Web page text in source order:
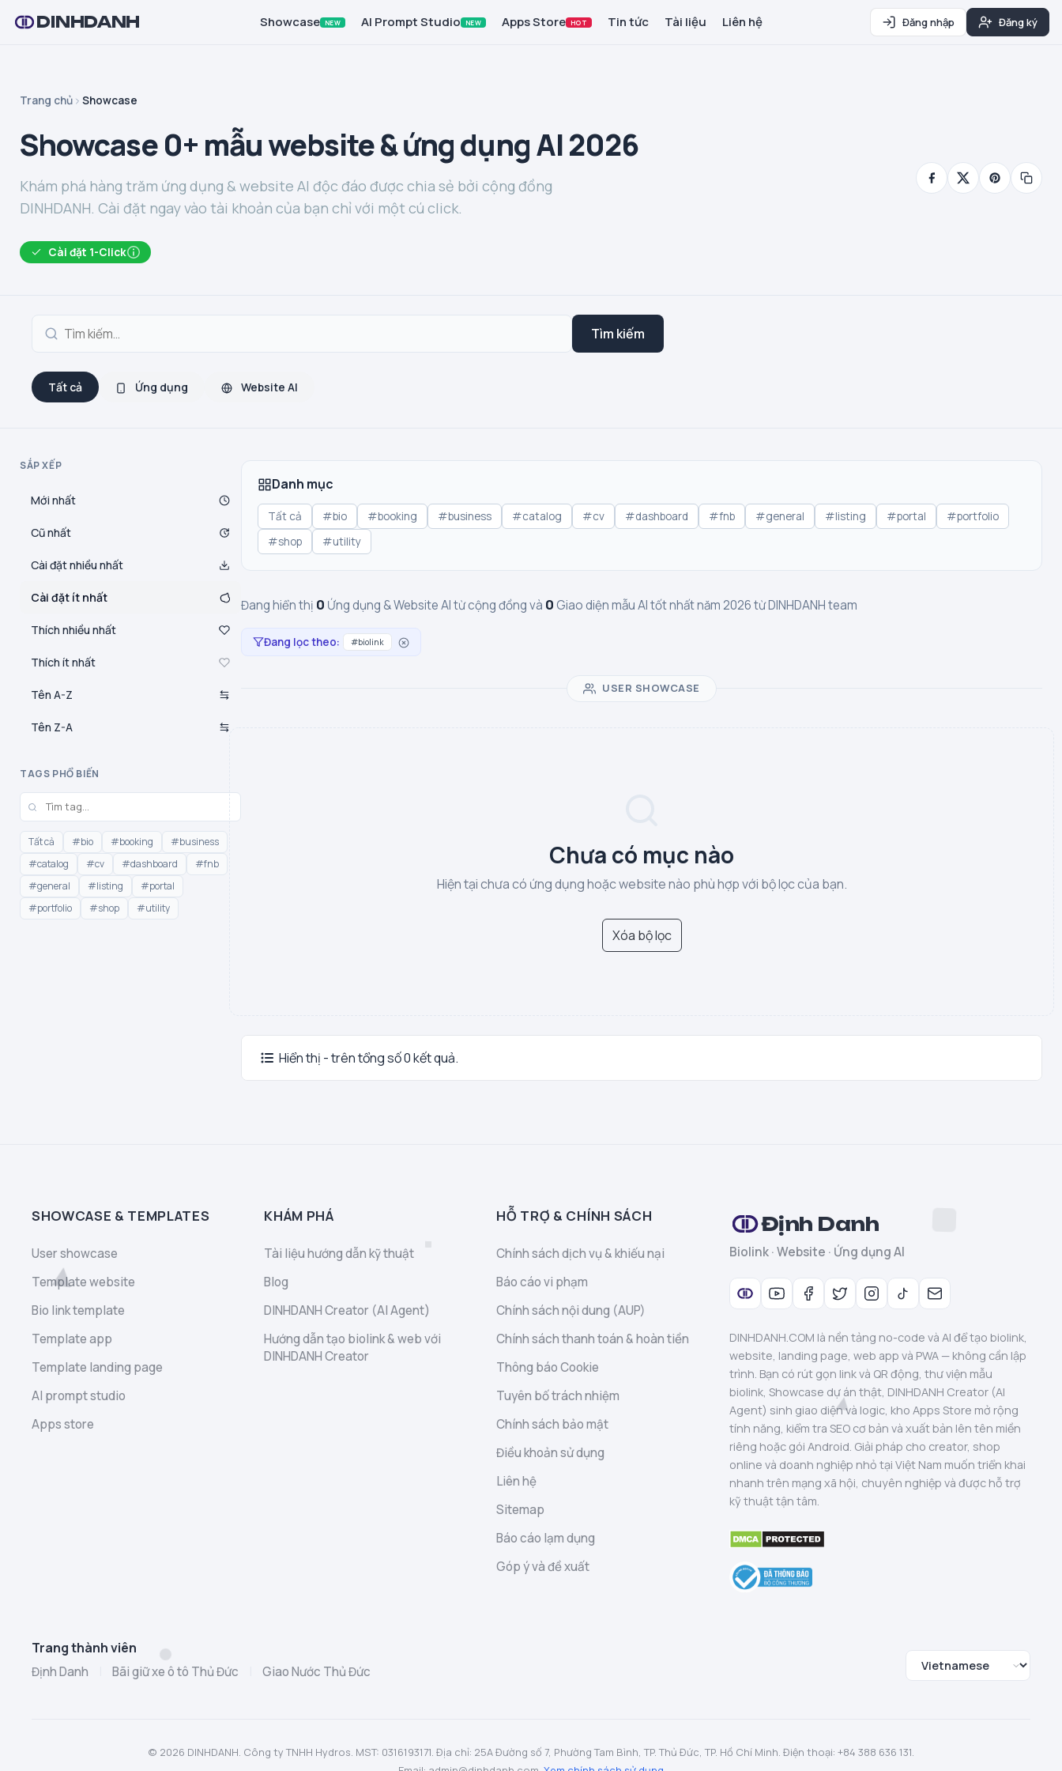
DINHDANH Showcase NEW AI Prompt Studio NEW Apps Store HOT Tin tức Tài liệu Liên hệ Đăng nhập Đăng ký
Trang chủ Showcase
Showcase 0+ mẫu website & ứng dụng AI 2026
Khám phá hàng trăm ứng dụng & website AI độc đáo được chia sẻ bởi cộng đồng
DINHDANH. Cài đặt ngay vào tài khoản của bạn chỉ với một cú click.
Cài đặt 1-Click
Tìm kiếm
Tất cả Ứng dụng Website AI
SẮP XẾP
Mới nhất
Cũ nhất
Cài đặt nhiều nhất
Cài đặt ít nhất
Thích nhiều nhất
Thích ít nhất
Tên A-Z
Tên Z-A
TAGS PHỔ BIẾN
Tất cả #bio #booking
#business
#catalog
#cv #dashboard
#fnb
#general
#listing
#portal
#portfolio
#shop #utility
Danh mục
Tất cả #bio #booking #business #catalog #cv #dashboard #fnb #general #listing #portal
#portfolio
#shop
#utility
Đang hiển thị 0 Ứng dụng & Website AI từ cộng đồng và 0 Giao diện mẫu AI tốt nhất năm 2026 từ DINHDANH team
Đang lọc theo: #biolink
USER SHOWCASE
Chưa có mục nào
Hiện tại chưa có ứng dụng hoặc website nào phù hợp với bộ lọc của bạn.
Xóa bộ lọc
Hiển thị - trên tổng số 0 kết quả.
SHOWCASE & TEMPLATES
User showcase
Template website
Bio link template
Template app
Template landing page
AI prompt studio
Apps store
KHÁM PHÁ
Tài liệu hướng dẫn kỹ thuật
Blog
DINHDANH Creator (AI Agent)
Hướng dẫn tạo biolink & web với
DINHDANH Creator
HỖ TRỢ & CHÍNH SÁCH
Chính sách dịch vụ & khiếu nại
Báo cáo vi phạm
Chính sách nội dung (AUP)
Chính sách thanh toán & hoàn tiền
Thông báo Cookie
Tuyên bố trách nhiệm
Chính sách bảo mật
Điều khoản sử dụng
Liên hệ
Sitemap
Báo cáo lạm dụng
Góp ý và đề xuất
Định Danh
Biolink · Website · Ứng dụng AI
DINHDANH.COM là nền tảng no-code và AI để tạo biolink,
website, landing page, web app và PWA — không cần lập
trình. Bạn có rút gọn link và QR động, thư viện mẫu
biolink, Showcase dự án thật, DINHDANH Creator (AI
Agent) sinh giao diện và logic, kho Apps Store mở rộng
tính năng, kiểm tra SEO cơ bản và xuất bản lên tên miền
riêng hoặc gói Android. Giải pháp cho creator, shop
online và doanh nghiệp nhỏ tại Việt Nam muốn triển khai
nhanh trên mạng xã hội, chuyên nghiệp và được hỗ trợ
kỹ thuật tận tâm.
Trang thành viên
Định Danh Bãi giữ xe ô tô Thủ Đức Giao Nước Thủ Đức
© 2026 DINHDANH. Công ty TNHH Hydros. MST: 0316193171. Địa chỉ: 25A Đường số 7, Phường Tam Bình, TP. Thủ Đức, TP. Hồ Chí Minh. Điện thoại: +84 388 636 131.